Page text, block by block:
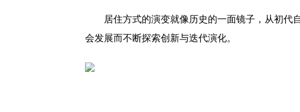
居住方式的演变就像历史的一面镜子，从初代
会发展而不断探索创新与迭代演化。